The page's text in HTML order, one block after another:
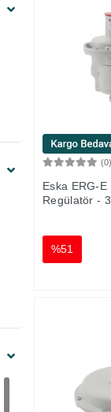
(0)
Eska ERG-
Regülatör -
%51